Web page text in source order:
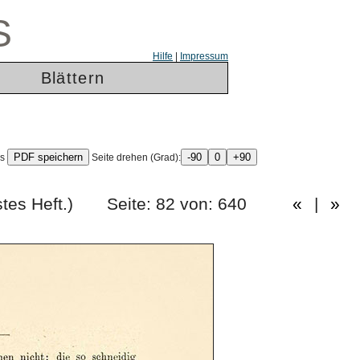
Hilfe Impressum
Blättern
Seite drehen (Grad):
Heft.) Seite: 82 von: 640 « | »